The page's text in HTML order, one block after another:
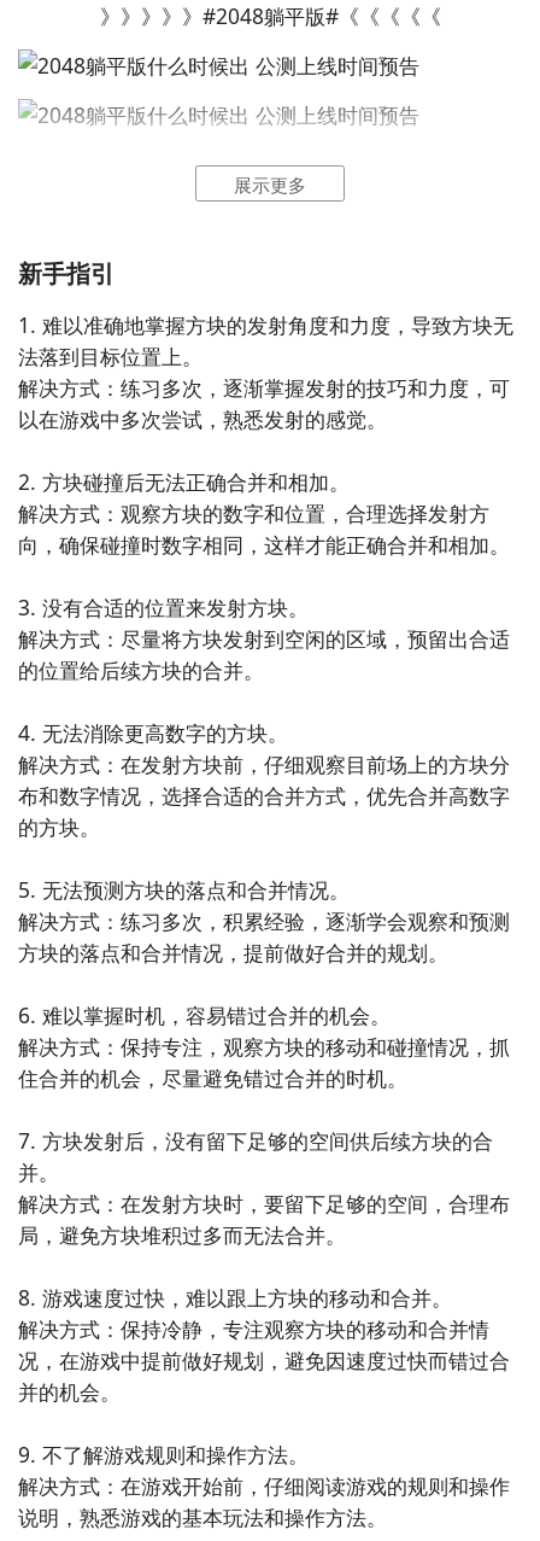
全球好游抢先下 福利礼包免费领 官方直播陪你玩
立即下载
最直接的方法就是到九游APP进行下载，九游APP提供
海量的精品游戏下载，
进入到游戏专区中，如图所示：如图所示，这样你就不
平版最为直接方法哦，不知道大家有没有清楚的知道
呢？想要了解更多精彩内容，不妨多多关注 九游2048躺
平版
》》》》》#2048躺平版#《《《《《
2048躺平版什么时候公测？公测时间提前预知，有三大
方法，下边就让九游独家来为您揭秘吧！
方法一： 关注九游2048躺平版大事件
步骤2：关注大事件列表，每次2048躺平版测试的时间
都会最新发布，这是九游独家的哦；
方法二： 下载九游APP，订阅2048躺平版的开测提醒
步骤1：点击下载九游APP；
步骤2：进入APP搜索“2048躺平版”，订阅后可及时接受
九游APP
刷好游 上九游
全球好游抢先下 福利礼包免费领 官方直播陪你玩
展示更多
新手指引
1. 难以准确地掌握方块的发射角度和力度，导致方块无
法落到目标位置上。
解决方式：练习多次，逐渐掌握发射的技巧和力度，可
以在游戏中多次尝试，熟悉发射的感觉。
2. 方块碰撞后无法正确合并和相加。
解决方式：观察方块的数字和位置，合理选择发射方
向，确保碰撞时数字相同，这样才能正确合并和相加。
3. 没有合适的位置来发射方块。
解决方式：尽量将方块发射到空闲的区域，预留出合适
的位置给后续方块的合并。
4. 无法消除更高数字的方块。
解决方式：在发射方块前，仔细观察目前场上的方块分
布和数字情况，选择合适的合并方式，优先合并高数字
的方块。
5. 无法预测方块的落点和合并情况。
解决方式：练习多次，积累经验，逐渐学会观察和预测
方块的落点和合并情况，提前做好合并的规划。
6. 难以掌握时机，容易错过合并的机会。
解决方式：保持专注，观察方块的移动和碰撞情况，抓
住合并的机会，尽量避免错过合并的时机。
7. 方块发射后，没有留下足够的空间供后续方块的合
并。
解决方式：在发射方块时，要留下足够的空间，合理布
局，避免方块堆积过多而无法合并。
8. 游戏速度过快，难以跟上方块的移动和合并。
解决方式：保持冷静，专注观察方块的移动和合并情
况，在游戏中提前做好规划，避免因速度过快而错过合
并的机会。
9. 不了解游戏规则和操作方法。
解决方式：在游戏开始前，仔细阅读游戏的规则和操作
说明，熟悉游戏的基本玩法和操作方法。